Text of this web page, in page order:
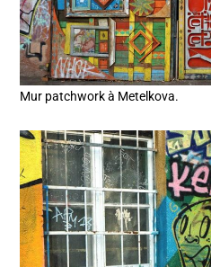
Mur patchwork à Metelkova.